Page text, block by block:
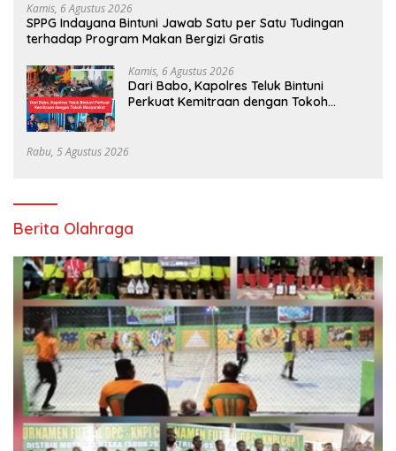
Kamis, 6 Agustus 2026
SPPG Indayana Bintuni Jawab Satu per Satu Tudingan
terhadap Program Makan Bergizi Gratis
Kamis, 6 Agustus 2026
Dari Babo, Kapolres Teluk Bintuni
Perkuat Kemitraan dengan Tokoh
Rabu, 5 Agustus 2026
Berita Olahraga